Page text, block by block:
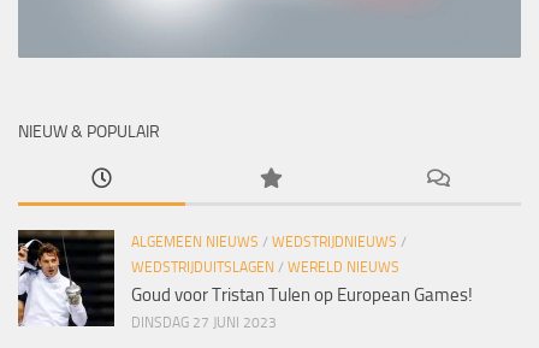
NIEUW & POPULAIR
ALGEMEEN NIEUWS / WEDSTRIJDNIEUWS /
WEDSTRIJDUITSLAGEN / WERELD NIEUWS
Goud voor Tristan Tulen op European Games!
DINSDAG 27 JUNI 2023